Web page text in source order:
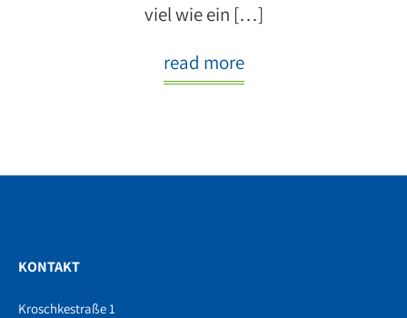
viel wie ein […]
read more
KONTAKT
Kroschkestraße 1